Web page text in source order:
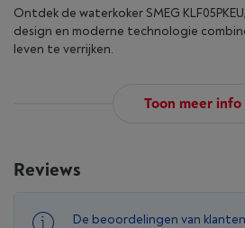
Ontdek de waterkoker SMEG
design en moderne technologie
leven te verrijken.
Toon meer info
Reviews
De beoordelingen van